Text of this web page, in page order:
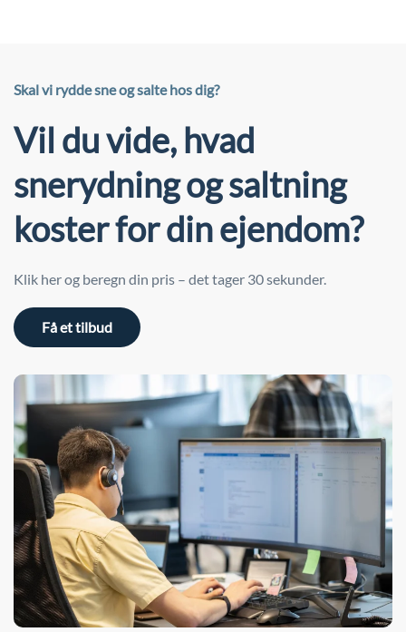
Skal vi rydde sne og salte hos dig?
Vil du vide, hvad
snerydning og saltning
koster for din ejendom?
Klik her og beregn din pris – det tager 30 sekunder.
Få et tilbud